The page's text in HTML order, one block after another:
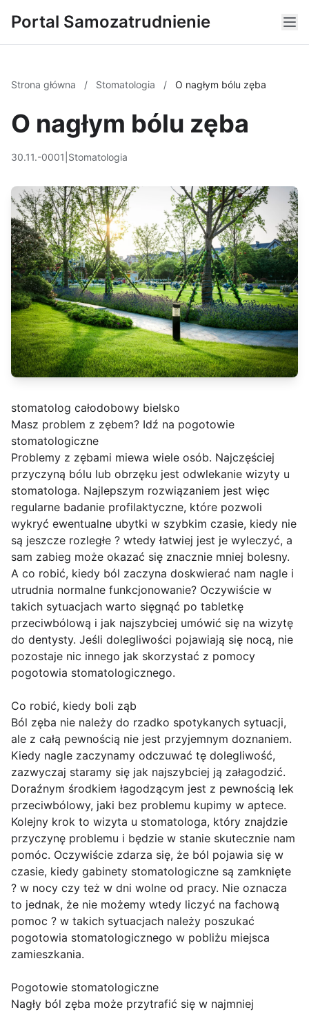
Portal Samozatrudnienie
Strona główna / Stomatologia / O nagłym bólu zęba
O nagłym bólu zęba
30.11.-0001 Stomatologia
stomatolog całodobowy bielsko
Masz problem z zębem? Idź na pogotowie
stomatologiczne
Problemy z zębami miewa wiele osób. Najczęściej
przyczyną bólu lub obrzęku jest odwlekanie wizyty u
stomatologa. Najlepszym rozwiązaniem jest więc
regularne badanie profilaktyczne, które pozwoli
wykryć ewentualne ubytki w szybkim czasie, kiedy nie
są jeszcze rozległe ? wtedy łatwiej jest je wyleczyć, a
sam zabieg może okazać się znacznie mniej bolesny.
A co robić, kiedy ból zaczyna doskwierać nam nagle i
utrudnia normalne funkcjonowanie? Oczywiście w
takich sytuacjach warto sięgnąć po tabletkę
przeciwbólową i jak najszybciej umówić się na wizytę
do dentysty. Jeśli dolegliwości pojawiają się nocą, nie
pozostaje nic innego jak skorzystać z pomocy
pogotowia stomatologicznego.
Co robić, kiedy boli ząb
Ból zęba nie należy do rzadko spotykanych sytuacji,
ale z całą pewnością nie jest przyjemnym doznaniem.
Kiedy nagle zaczynamy odczuwać tę dolegliwość,
zazwyczaj staramy się jak najszybciej ją załagodzić.
Doraźnym środkiem łagodzącym jest z pewnością lek
przeciwbólowy, jaki bez problemu kupimy w aptece.
Kolejny krok to wizyta u stomatologa, który znajdzie
przyczynę problemu i będzie w stanie skutecznie nam
pomóc. Oczywiście zdarza się, że ból pojawia się w
czasie, kiedy gabinety stomatologiczne są zamknięte
? w nocy czy też w dni wolne od pracy. Nie oznacza
to jednak, że nie możemy wtedy liczyć na fachową
pomoc ? w takich sytuacjach należy poszukać
pogotowia stomatologicznego w pobliżu miejsca
zamieszkania.
Pogotowie stomatologiczne
Nagły ból zęba może przytrafić się w najmniej